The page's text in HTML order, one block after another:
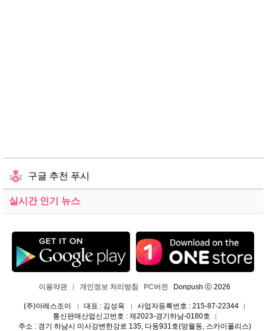
구글 추천 푸시
실시간 인기 뉴스
이용약관 | 개인정보 처리방침 PC버전 Donpush ⓒ 2026
(주)아레스조이 | 대표 : 김성욱 | 사업자등록번호 : 215-87-22344 |
통신판매산업신고번호 : 제2023-경기하남-0180호 |
주소 : 경기 하남시 미사강변한강로 135, 다동931호(망월동, 스카이폴리스)